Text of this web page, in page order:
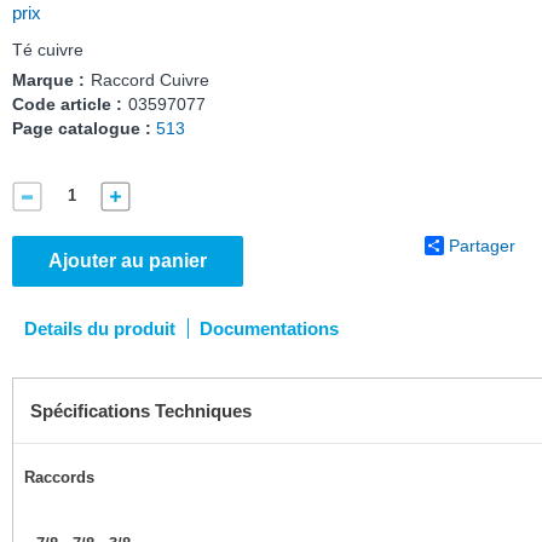
prix
Té cuivre
Marque : Raccord Cuivre
Code article : 03597077
Page catalogue : 513
Ajouter au panier
Partager
Details du produit Documentations
Spécifications Techniques
Raccords